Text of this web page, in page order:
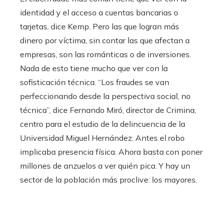
identidad y el acceso a cuentas bancarias o
tarjetas, dice Kemp. Pero las que logran más
dinero por víctima, sin contar las que afectan a
empresas, son las románticas o de inversiones.
Nada de esto tiene mucho que ver con la
sofisticación técnica. “Los fraudes se van
perfeccionando desde la perspectiva social, no
técnica”, dice Fernando Miró, director de Crimina,
centro para el estudio de la delincuencia de la
Universidad Miguel Hernández. Antes el robo
implicaba presencia física. Ahora basta con poner
millones de anzuelos a ver quién pica. Y hay un
sector de la población más proclive: los mayores.